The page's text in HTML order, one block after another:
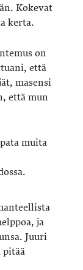
Kokevat
kerta.
on
että
masensi
että mun
muita
ja
Juuri
pitää